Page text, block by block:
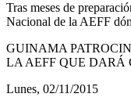
Tras meses de
Nacional de la AEFF
GUINAMA
LA AEFF QUE DARÁ
Lunes, 02/11/2015